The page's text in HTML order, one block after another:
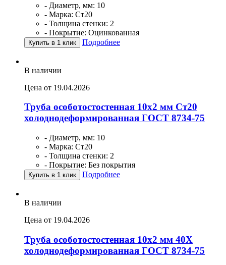
- Диаметр, мм: 10
- Марка: Ст20
- Толщина стенки: 2
- Покрытие: Оцинкованная
Купить в 1 клик Подробнее
В наличии
Цена от 19.04.2026
Труба особотостостенная 10х2 мм Ст20
холоднодеформированная ГОСТ 8734-75
- Диаметр, мм: 10
- Марка: Ст20
- Толщина стенки: 2
- Покрытие: Без покрытия
Купить в 1 клик Подробнее
В наличии
Цена от 19.04.2026
Труба особотостостенная 10х2 мм 40Х
холоднодеформированная ГОСТ 8734-75